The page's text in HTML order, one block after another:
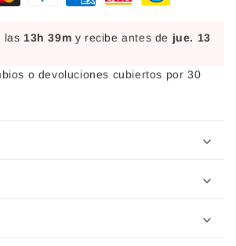
las13h 39m y recibe antes de jue. 13
o devoluciones cubiertos por 30